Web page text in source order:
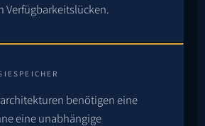
Verfügbarkeitslücken.
benötigen eine
eine unabhängige